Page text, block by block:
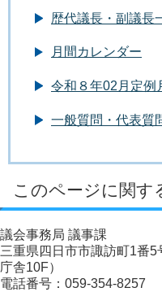
歴代議長・副議長
月間カレンダー
令和８年02月定例
一般質問・代表質
このページに関す
議会事務局 議事課
三重県四日市市諏訪町1番5
庁舎10F）
電話番号：059-354-8257